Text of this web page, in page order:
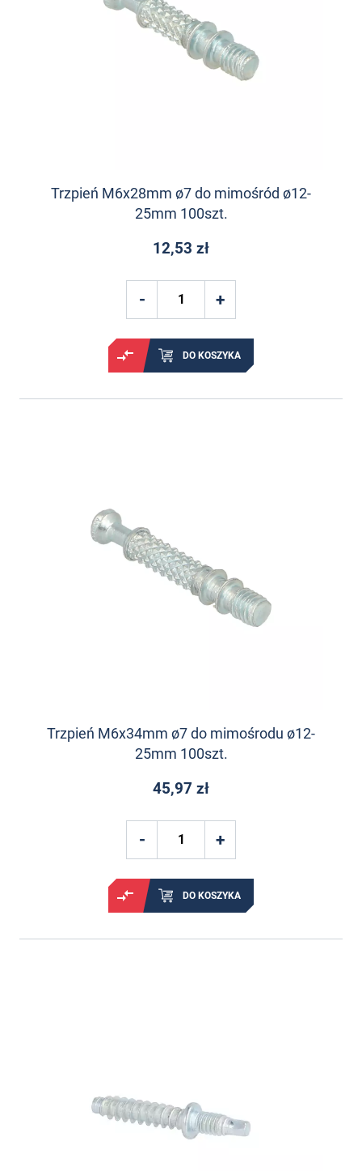
Trzpień M6x28mm ø7 do mimośród ø12-
25mm 100szt.
12,53 zł
DO KOSZYKA
Trzpień M6x34mm ø7 do mimośrodu ø12-
25mm 100szt.
45,97 zł
DO KOSZYKA